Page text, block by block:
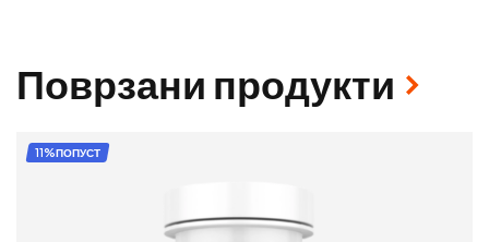
Поврзани продукти
11%ПОПУСТ